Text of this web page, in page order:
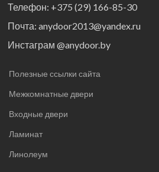
Телефон: +375 (29) 166-85-30
Почта: anydoor2013@yandex.ru
Инстаграм @anydoor.by
Полезные ссылки сайта
Межкомнатные двери
Входные двери
Ламинат
Линолеум